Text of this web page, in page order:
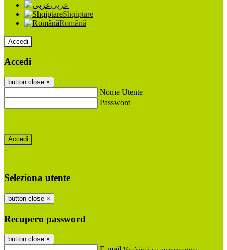
عربى
Shqiptare
Română
Accedi
Accedi
button close ×
Nome Utente
Password
-
Seleziona utente
button close ×
Recupero password
button close ×